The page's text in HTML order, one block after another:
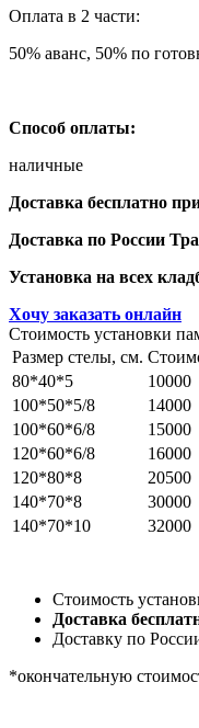
Оплата в 2 части:
50% аванс, 50% по
Способ оплаты:
наличные
Доставка бесплатно
Доставка по России
Установка на всех
Хочу заказать онлайн
Стоимость установки
Размер стелы, см.
80*40*5
10000
100*50*5/8
14000
100*60*6/8
15000
120*60*6/8
16000
120*80*8
20500
140*70*8
30000
140*70*10
32000
Стоимость
Доставка
Доставку по
*окончательную